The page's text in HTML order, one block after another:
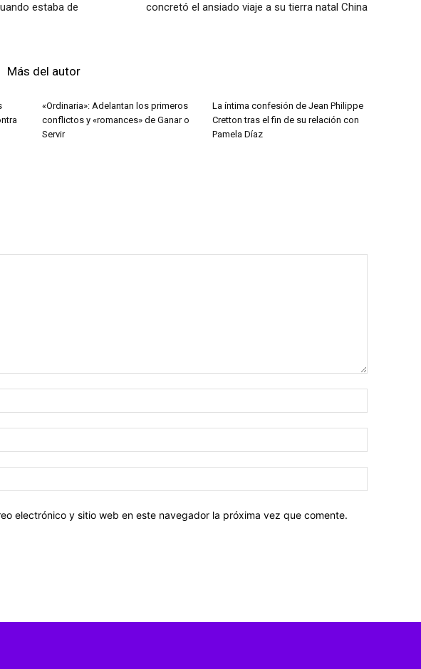
estaba de
concretó el ansiado viaje a su tierra natal China
Más del autor
«Ordinaria»: Adelantan los primeros
conflictos y «romances» de Ganar o
Servir
La íntima confesión de Jean Philippe
Cretton tras el fin de su relación con
Pamela Díaz
electrónico y sitio web en este navegador la próxima vez que comente.